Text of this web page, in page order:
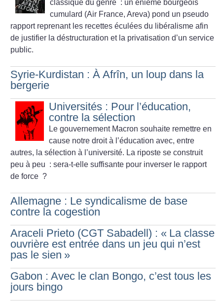
classique du genre : un énième bourgeois
cumulard (Air France, Areva) pond un pseudo
rapport reprenant les recettes éculées du libéralisme afin
de justifier la déstructuration et la privatisation d’un service
public.
Syrie-Kurdistan : À Afrîn, un loup dans la
bergerie
Universités : Pour l’éducation,
contre la sélection
Le gouvernement Macron souhaite remettre en
cause notre droit à l’éducation avec, entre
autres, la sélection à l’université. La riposte se construit
peu à peu : sera-t-elle suffisante pour inverser le rapport
de force ?
Allemagne : Le syndicalisme de base
contre la cogestion
Araceli Prieto (CGT Sabadell) : « La classe
ouvrière est entrée dans un jeu qui n’est
pas le sien »
Gabon : Avec le clan Bongo, c’est tous les
jours bingo